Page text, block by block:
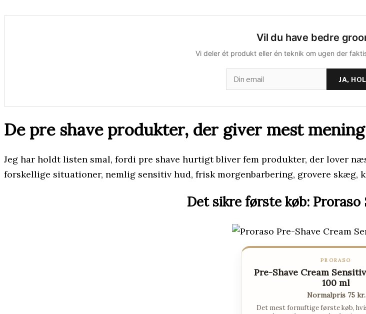
Vil du have bedre
Vi deler ét produkt eller én teknik om ugen der
JA,
De pre shave produkter, der giver mest mening
Jeg har holdt listen smal, fordi pre shave hurtigt bliver fem produkter, der lover
forskellige situationer, nemlig sensitiv hud, frisk morgenbarbering, grovere skæg,
Det sikre første køb: Proraso
PRORASO
Pre-Shave Cream
100 ml
Normalpris 75 kr.
Det mest fornuftige første køb,